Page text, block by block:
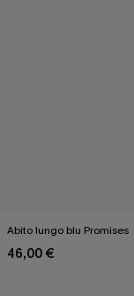
Abito lungo blu Promises
46,00 €